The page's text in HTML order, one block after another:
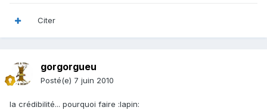
Citer
gorgorgueu
Posté(e) 7 juin 2010
la crédibilité... pourquoi faire :lapin: